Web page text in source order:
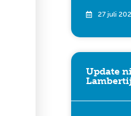
27 juli
Update